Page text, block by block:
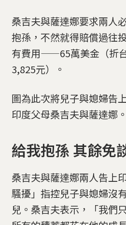
桑吉夫與薩達娜要求兩人
抱孫，不然就得賠償過往
有費用——65萬美金（折
3,825元）。
圖為此次將兒子與媳婦
印度父母桑吉夫與薩達娜。
給我抱孫 其餘免
桑吉夫與薩達娜兩人告上
騷擾」指控兒子與媳婦沒
兒。桑吉夫表示，「我們